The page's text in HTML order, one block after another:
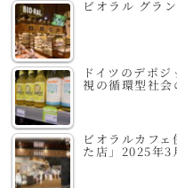
ビオラル グラ
ドイツのデポ
視の循環型社会
ビオラルカフ
た店」2025年3